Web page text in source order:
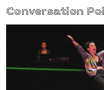
Conversation